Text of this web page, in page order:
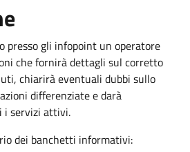
presso gli infopoint un operatore
che fornirà dettagli sul corretto
chiarirà eventuali dubbi sullo
differenziate e darà
i servizi attivi.
dei banchetti informativi: